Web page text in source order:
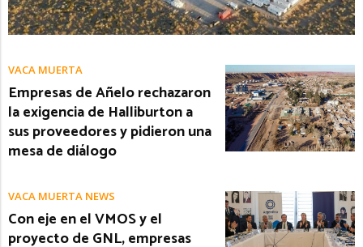
VACA MUERTA
Empresas de Añelo rechazaron
la exigencia de Halliburton a
sus proveedores y pidieron una
mesa de diálogo
VACA MUERTA NEWS
Con eje en el VMOS y el
proyecto de GNL, empresas